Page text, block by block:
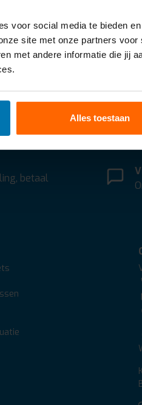
voor social media te bieden
site met onze partners voor
met andere informatie die jij
Alles toestaan
op, veilig weer thuis
betaal